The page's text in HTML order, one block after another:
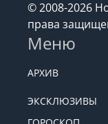
© 2008-2026
права
Меню
АРХИВ
ЭКСКЛЮЗИВЫ